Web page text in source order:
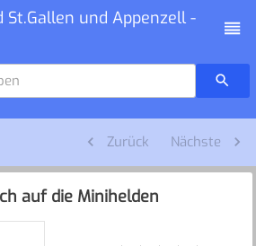
und Appenzell -
Zurück Nächste
auf die Minihelden